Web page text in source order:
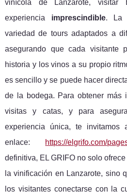
vinícola de Lanzarote, visitar
experiencia imprescindible. La
variedad de tours adaptados a
asegurando que cada visitante
historia y los vinos a su propio
es sencillo y se puede hacer
de la bodega. Para obtener más
visitas y catas, y para
experiencia única, te invitamos
enlace:
https://elgrifo.com/
definitiva, EL GRIFO no solo
la vinificación en Lanzarote, sino
los visitantes conectarse con la